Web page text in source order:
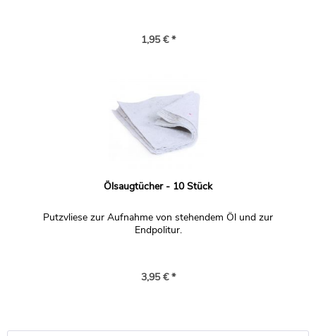
1,95 € *
Ölsaugtücher - 10 Stück
Putzvliese zur Aufnahme von stehendem Öl und zur
Endpolitur.
3,95 € *